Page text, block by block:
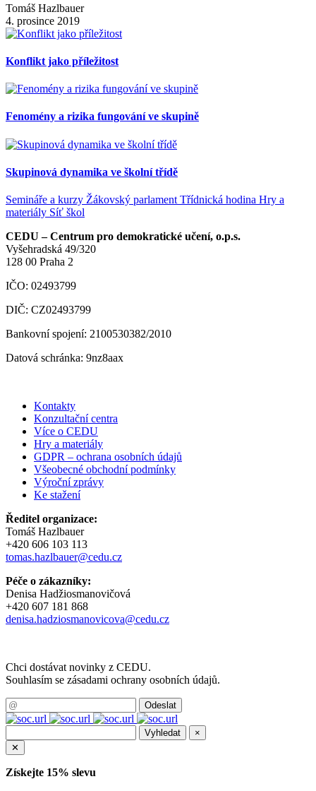
Tomáš Hazlbauer
4. prosince 2019
Konflikt jako příležitost
Fenomény a rizika fungování ve skupině
Skupinová dynamika ve školní třídě
Semináře a kurzy Žákovský parlament Třídnická hodina Hry a
materiály Síť škol
CEDU – Centrum pro demokratické učení, o.p.s.
Vyšehradská 49/320
128 00 Praha 2
IČO: 02493799
DIČ: CZ02493799
Bankovní spojení: 2100530382/2010
Datová schránka: 9nz8aax
Kontakty
Konzultační centra
Více o CEDU
Hry a materiály
GDPR – ochrana osobních údajů
Všeobecné obchodní podmínky
Výroční zprávy
Ke stažení
Ředitel organizace:
Tomáš Hazlbauer
+420 606 103 113
tomas.hazlbauer@cedu.cz
Péče o zákazníky:
Denisa Hadžiosmanovičová
+420 607 181 868
denisa.hadziosmanovicova@cedu.cz
Chci dostávat novinky z CEDU.
Souhlasím se zásadami ochrany osobních údajů.
×
✕
Získejte 15% slevu